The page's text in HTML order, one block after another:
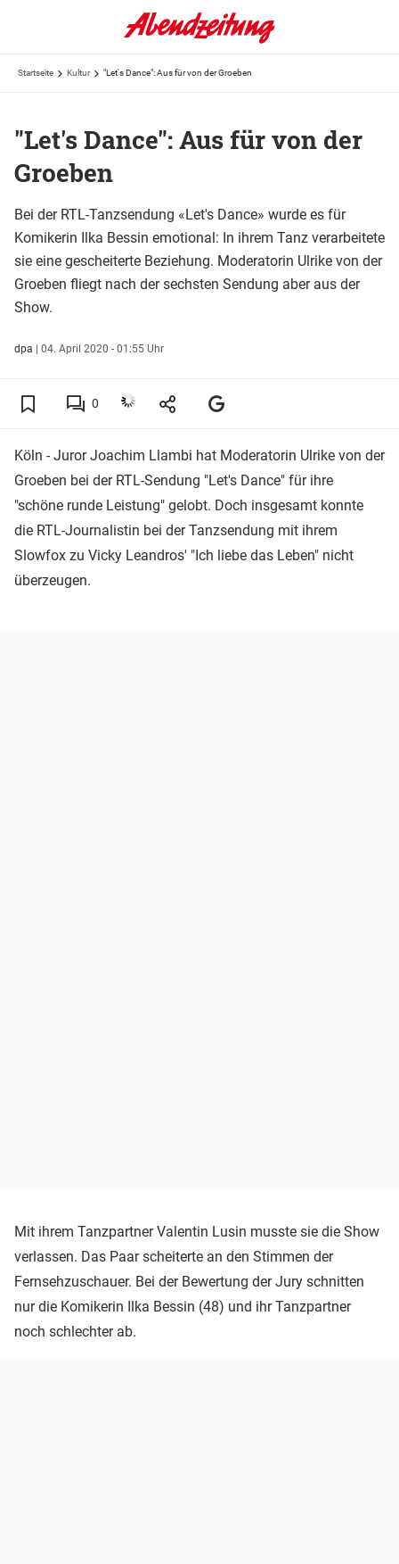
Startseite Kultur "Let's Dance": Aus für von der Groeben
"Let's Dance": Aus für von der
Groeben
Bei der RTL-Tanzsendung «Let's Dance» wurde es für
Komikerin Ilka Bessin emotional: In ihrem Tanz verarbeitete
sie eine gescheiterte Beziehung. Moderatorin Ulrike von der
Groeben fliegt nach der sechsten Sendung aber aus der
Show.
dpa | 04. April 2020 - 01:55 Uhr
0
Köln - Juror Joachim Llambi hat Moderatorin Ulrike von der
Groeben bei der RTL-Sendung "Let's Dance" für ihre
"schöne runde Leistung" gelobt. Doch insgesamt konnte
die RTL-Journalistin bei der Tanzsendung mit ihrem
Slowfox zu Vicky Leandros' "Ich liebe das Leben" nicht
überzeugen.
Mit ihrem Tanzpartner Valentin Lusin musste sie die Show
verlassen. Das Paar scheiterte an den Stimmen der
Fernsehzuschauer. Bei der Bewertung der Jury schnitten
nur die Komikerin Ilka Bessin (48) und ihr Tanzpartner
noch schlechter ab.